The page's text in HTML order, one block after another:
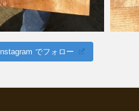
Instagram でフォロー